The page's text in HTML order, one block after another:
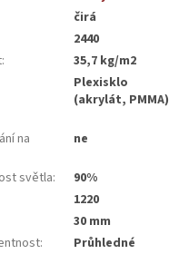
čirá
2440
:
35,7 kg/m2
Plexisklo
(akrylát, PMMA)
na
ne
světla:
90%
1220
30 mm
:
Průhledné